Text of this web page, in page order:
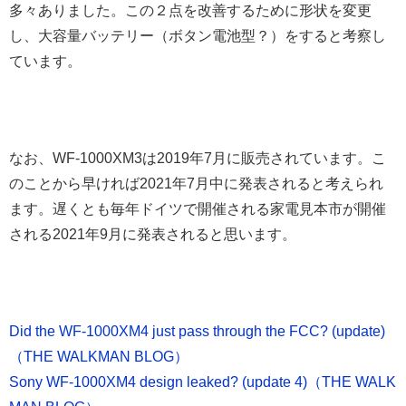
多々ありました。この２点を改善するために形状を変更
し、大容量バッテリー（ボタン電池型？）をすると考察し
ています。
なお、WF-1000XM3は2019年7月に販売されています。こ
のことから早ければ2021年7月中に発表されると考えられ
ます。遅くとも毎年ドイツで開催される家電見本市が開催
される2021年9月に発表されると思います。
Did the WF-1000XM4 just pass through the FCC? (update)
（THE WALKMAN BLOG）
Sony WF-1000XM4 design leaked? (update 4)（THE WALK